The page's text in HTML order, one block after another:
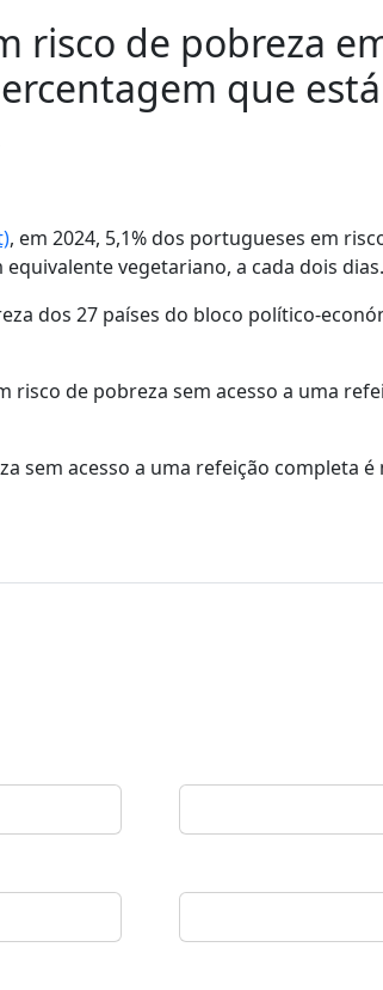
risco de pobreza
que
, em 2024, 5,1% dos portugueses em
vegetariano, a cada dois dias.
dos 27 países do bloco político-
risco de pobreza sem acesso a uma
sem acesso a uma refeição completa